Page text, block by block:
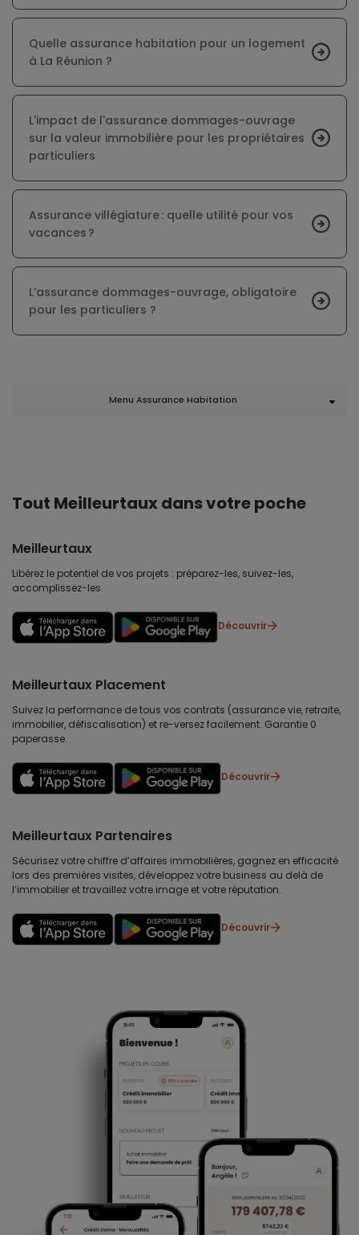
Quelle assurance habitation pour un logement
à La Réunion ?
L'impact de l'assurance dommages-ouvrage
sur la valeur immobilière pour les propriétaires
particuliers
Assurance villégiature : quelle utilité pour vos
vacances ?
L’assurance dommages-ouvrage, obligatoire
pour les particuliers ?
Menu Assurance Habitation
Tout Meilleurtaux dans votre poche
Meilleurtaux
Libérez le potentiel de vos projets : préparez-les, suivez-les,
accomplissez-les.
Découvrir
Meilleurtaux Placement
Suivez la performance de tous vos contrats (assurance vie, retraite,
immobilier, défiscalisation) et re-versez facilement. Garantie 0
paperasse.
Découvrir
Meilleurtaux Partenaires
Sécurisez votre chiffre d’affaires immobilières, gagnez en efficacité
lors des premières visites, développez votre business au delà de
l’immobilier et travaillez votre image et votre réputation.
Découvrir